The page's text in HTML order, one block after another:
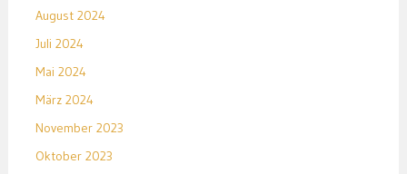
August 2024
Juli 2024
Mai 2024
März 2024
November 2023
Oktober 2023